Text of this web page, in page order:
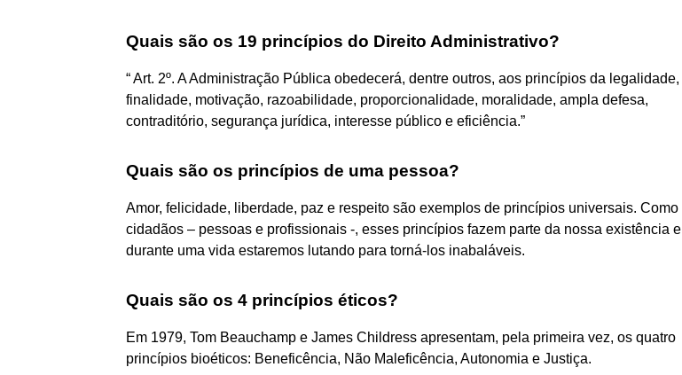
Quais são os 19 princípios do Direito Administrativo?
“ Art. 2º. A Administração Pública obedecerá, dentre outros, aos princípios da legalidade,
finalidade, motivação, razoabilidade, proporcionalidade, moralidade, ampla defesa,
contraditório, segurança jurídica, interesse público e eficiência.”
Quais são os princípios de uma pessoa?
Amor, felicidade, liberdade, paz e respeito são exemplos de princípios universais. Como
cidadãos – pessoas e profissionais -, esses princípios fazem parte da nossa existência e
durante uma vida estaremos lutando para torná-los inabaláveis.
Quais são os 4 princípios éticos?
Em 1979, Tom Beauchamp e James Childress apresentam, pela primeira vez, os quatro
princípios bioéticos: Beneficência, Não Maleficência, Autonomia e Justiça.